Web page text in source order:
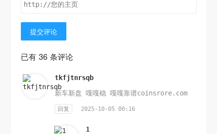
提交评论
已有 36 条评论
tkfjtnrsqb
新车新盘 嘎嘎稳 嘎嘎靠谱coinsrore.com
回复 2025-10-05 00:16
1